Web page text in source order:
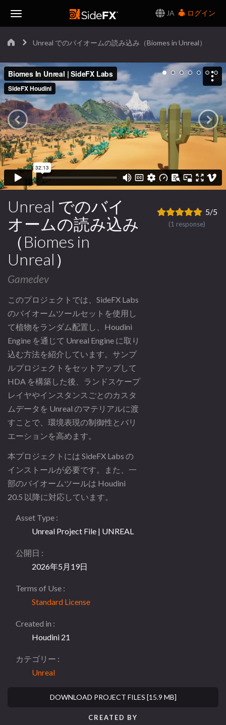
JA
ログイン
Unreal でのバイオームの読み込み（Biomes in Unreal）
Unreal でのバイ
オームの読み込み
（Biomes in
Unreal）
Gamedev
このプロジェクトでは、SideFX Labs
のバイオームツールセットを使用し
て植物をランダム配置し、Houdini
Engine を通じて Unreal Engine に取り
込む方法を紹介しています。サンプ
ルプロジェクトをセットアップして
HDA を構築した後、ランドスケープ
レイヤやインスタンスごとのカスタ
ムデータを Unreal のマテリアルに渡
すことで、環境表現の制御性とバリ
エーションを高めます。
本プロジェクトには SideFX Labs の
インストールが必要です。また、一
部のバイオームツールは Houdini
20.5 以降に対応しています。
5/5
(1 response)
Asset Type
Unreal Project File | UNREAL
公開日
2026年5月19日
Terms of Use
Standard License
Created in
Houdini 21
カテゴリー
Unreal
DOWNLOAD PROJECT FILES [15.9 MB]
CREATED BY